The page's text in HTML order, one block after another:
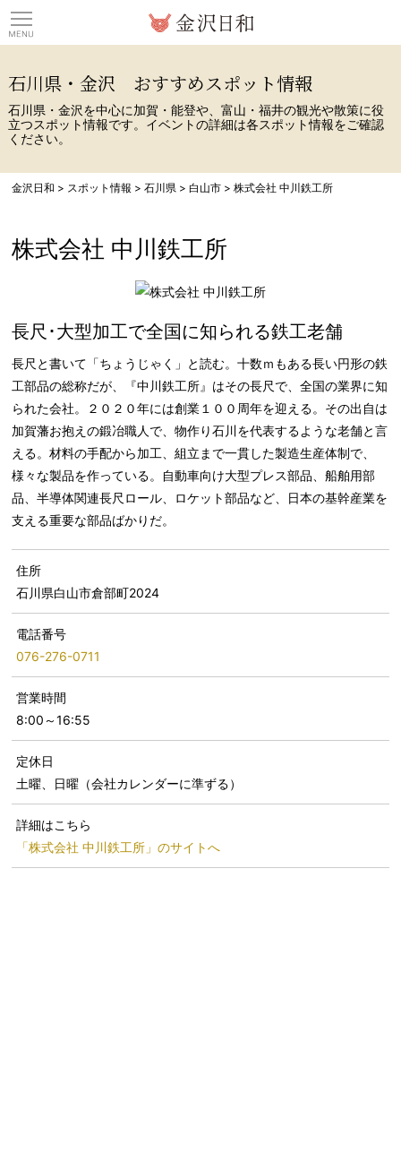
石川県・金沢 おすすめスポット情報
石川県・金沢を中心に加賀・能登や、富山・福井の観光や散策に役
立つスポット情報です。イベントの詳細は各スポット情報をご確認
ください。
金沢日和 > スポット情報 >石川県 >白山市 >株式会社 中川鉄工所
株式会社 中川鉄工所
長尺･大型加工で全国に知られる鉄工老舗
長尺と書いて「ちょうじゃく」と読む。十数ｍもある長い円形の鉄
工部品の総称だが、『中川鉄工所』はその長尺で、全国の業界に知
られた会社。２０２０年には創業１００周年を迎える。その出自は
加賀藩お抱えの鍛冶職人で、物作り石川を代表するような老舗と言
える。材料の手配から加工、組立まで一貫した製造生産体制で、
様々な製品を作っている。自動車向け大型プレス部品、船舶用部
品、半導体関連長尺ロール、ロケット部品など、日本の基幹産業を
支える重要な部品ばかりだ。
住所
石川県白山市倉部町2024
電話番号
076-276-0711
営業時間
8:00～16:55
定休日
土曜、日曜（会社カレンダーに準ずる）
詳細はこちら
「株式会社 中川鉄工所」のサイトへ